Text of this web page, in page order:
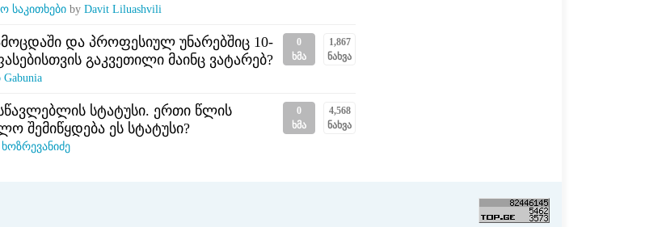
საკითხები by Davit Liluashvili
0
ხმა
1,867
ნახვა
და პროფესიულ უნარებშიც 10-
გაკვეთილი მაინც ვატარებ?
Gabunia
0
ხმა
4,568
ნახვა
სტატუსი. ერთი წლის
შემიწყდება ეს სტატუსი?
ხოზრევანიძე